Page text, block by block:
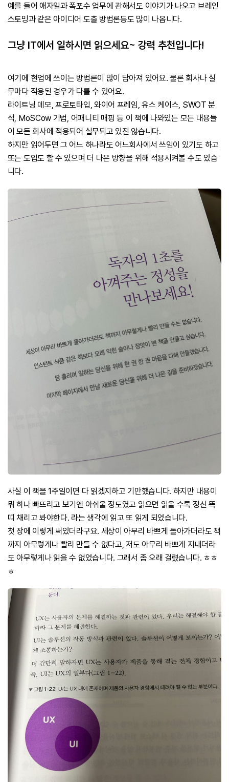
예를 들어 애자일과 폭포수 업무에 관해서도 이야기가 나오고 브레인
스토밍과 같은 아이디어 도출 방법론등도 많이 나옵니다.
그냥 IT에서 일하시면 읽으세요~ 강력 추천입니다!
여기에 현업에 쓰이는 방법론이 많이 담아져 있어요. 물론 회사나 실
무마다 적용된 경우가 다를 수 있어요.
라이트닝 데모, 프로토타입, 와이어 프레임, 유스 케이스, SWOT 분
석, MoSCow 기법, 어패니티 매핑 등 이 책에 나와있는 모든 내용들
이 모든 회사에 적용되어 실무되고 있진 않습니다.
하지만 읽어두면 그 어느 하나라도 어느회사에서 쓰임이 있기도 하고
또는 도입도 할 수 있으며 더 나은 방향을 위해 적용시켜볼 수도 있습
니다.
사실 이 책을 1주일이면 다 읽겠지하고 기만했습니다. 하지만 내용이
뭐 하나 빠뜨리고 보기엔 아쉬울 정도였고 읽으면 읽을 수록 정신 똑
띠 채리고 봐야한다. 라는 생각에 읽고 또 읽게 되었습니다.
첫 장에 이렇게 써있더라구요. 세상이 아무리 바쁘게 돌아가더라도 책
까지 아무렇게나 빨리 만들 수 없다고, 저도 아무리 바쁘게 지내더라
도 아무렇게나 읽을 수 없었습니다. 그래서 좀 오래 걸렸습니다. ㅎㅎ
ㅎ